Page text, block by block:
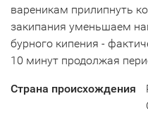
вареникам прилипнуть
закипания уменьшаем
бурного кипения -
10 минут продолжая
Страна происхождения